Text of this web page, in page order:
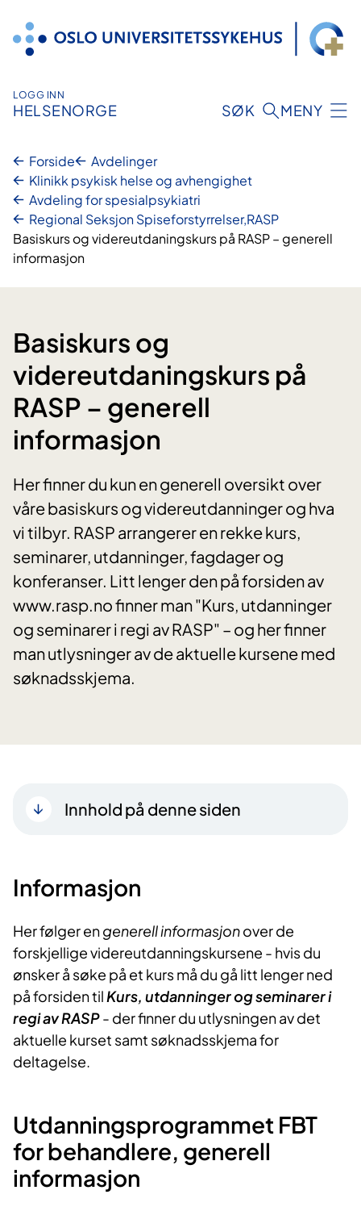
innhold
LOGG INN
HELSENORGE SØK MENY
Forside
Avdelinger
Klinikk psykisk helse og avhengighet
Avdeling for spesialpsykiatri
Regional Seksjon Spiseforstyrrelser,RASP
Basiskurs og videreutdaningskurs på RASP – generell
informasjon
Basiskurs og
videreutdaningskurs på
RASP – generell
informasjon
Her finner du kun en generell oversikt over
våre basiskurs og videreutdanninger og hva
vi tilbyr. RASP arrangerer en rekke kurs,
seminarer, utdanninger, fagdager og
konferanser. Litt lenger den på forsiden av
www.rasp.no finner man "Kurs, utdanninger
og seminarer i regi av RASP" – og her finner
man utlysninger av de aktuelle kursene med
søknadsskjema.
Innhold på denne siden
Informasjon
Her følger engenerell informasjonover de
forskjellige videreutdanningskursene - hvis du
ønsker å søke på et kurs må du gå litt lenger ned
på forsiden til Kurs, utdanninger og seminarer i
regi av RASP- der finner du utlysningen av det
aktuelle kurset samt søknadsskjema for
deltagelse.
Utdanningsprogrammet FBT
for behandlere, generell
informasjon​